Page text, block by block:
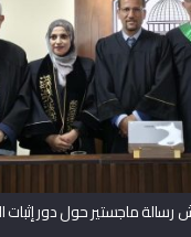
رسالة ماجستير حول دور إثبات